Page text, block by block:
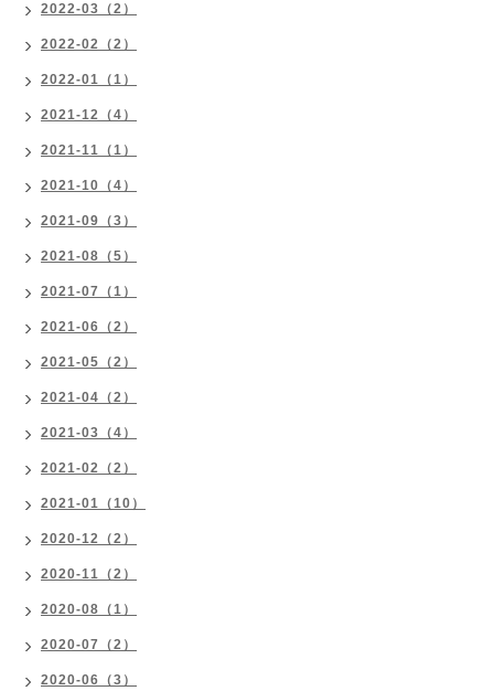
2022-03（2）
2022-02（2）
2022-01（1）
2021-12（4）
2021-11（1）
2021-10（4）
2021-09（3）
2021-08（5）
2021-07（1）
2021-06（2）
2021-05（2）
2021-04（2）
2021-03（4）
2021-02（2）
2021-01（10）
2020-12（2）
2020-11（2）
2020-08（1）
2020-07（2）
2020-06（3）